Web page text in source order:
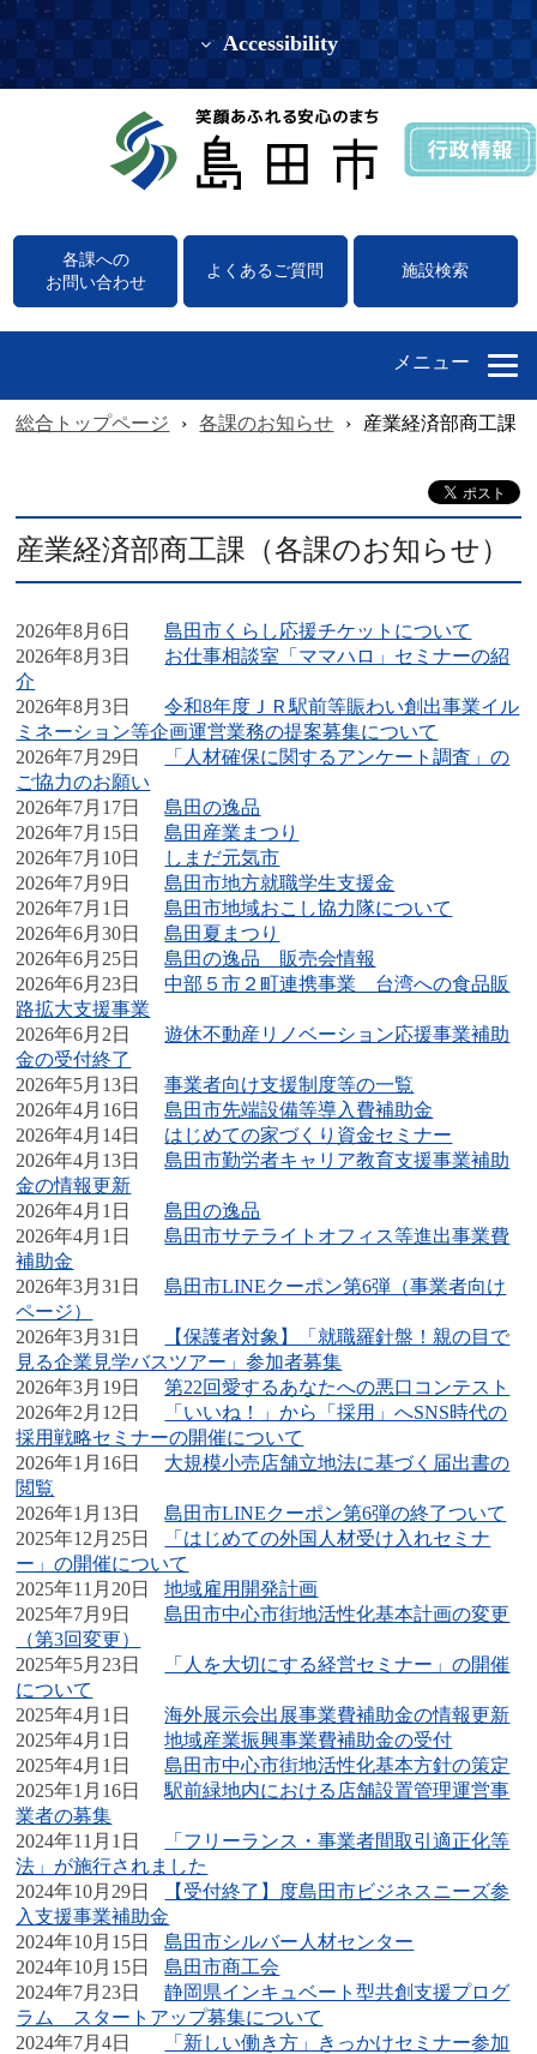
Accessibility
各課への
お問い合わせ
よくあるご質問 施設検索
メニュー
総合トップページ › 各課のお知らせ › 産業経済部商工課
産業経済部商工課（各課のお知らせ）
2026年8月6日
島田市くらし応援チケットについて
2026年8月3日
お仕事相談室「ママハロ」セミナーの紹
介
2026年8月3日
令和8年度ＪＲ駅前等賑わい創出事業イル
ミネーション等企画運営業務の提案募集について
2026年7月29日
「人材確保に関するアンケート調査」の
ご協力のお願い
2026年7月17日
島田の逸品
2026年7月15日
島田産業まつり
2026年7月10日
しまだ元気市
2026年7月9日
島田市地方就職学生支援金
2026年7月1日
島田市地域おこし協力隊について
2026年6月30日
島田夏まつり
2026年6月25日
島田の逸品 販売会情報
2026年6月23日
中部５市２町連携事業 台湾への食品販
路拡大支援事業
2026年6月2日
遊休不動産リノベーション応援事業補助
金の受付終了
2026年5月13日
事業者向け支援制度等の一覧
2026年4月16日
島田市先端設備等導入費補助金
2026年4月14日
はじめての家づくり資金セミナー
2026年4月13日
島田市勤労者キャリア教育支援事業補助
金の情報更新
2026年4月1日
島田の逸品
2026年4月1日
島田市サテライトオフィス等進出事業費
補助金
2026年3月31日
島田市LINEクーポン第6弾（事業者向け
ページ）
2026年3月31日
【保護者対象】「就職羅針盤！親の目で
見る企業見学バスツアー」参加者募集
2026年3月19日
第22回愛するあなたへの悪口コンテスト
2026年2月12日
「いいね！」から「採用」へSNS時代の
採用戦略セミナーの開催について
2026年1月16日
大規模小売店舗立地法に基づく届出書の
閲覧
2026年1月13日
島田市LINEクーポン第6弾の終了ついて
2025年12月25日
「はじめての外国人材受け入れセミナ
ー」の開催について
2025年11月20日
地域雇用開発計画
2025年7月9日
島田市中心市街地活性化基本計画の変更
（第3回変更）
2025年5月23日
「人を大切にする経営セミナー」の開催
について
2025年4月1日
海外展示会出展事業費補助金の情報更新
2025年4月1日
地域産業振興事業費補助金の受付
2025年4月1日
島田市中心市街地活性化基本方針の策定
2025年1月16日
駅前緑地内における店舗設置管理運営事
業者の募集
2024年11月1日
「フリーランス・事業者間取引適正化等
法」が施行されました
2024年10月29日
【受付終了】度島田市ビジネスニーズ参
入支援事業補助金
2024年10月15日
島田市シルバー人材センター
2024年10月15日
島田市商工会
2024年7月23日
静岡県インキュベート型共創支援プログ
ラム スタートアップ募集について
2024年7月4日
「新しい働き方」きっかけセミナー参加